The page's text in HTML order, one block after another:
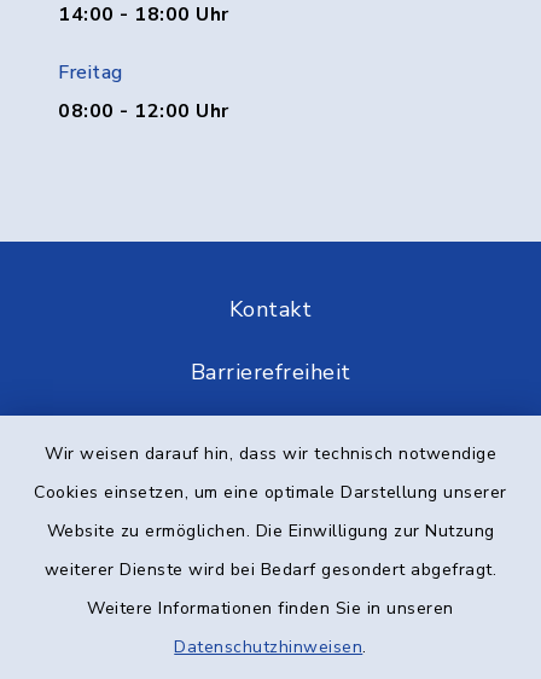
Wir weisen darauf hin, dass wir technisch notwendige
Cookies einsetzen, um eine optimale Darstellung unserer
Website zu ermöglichen. Die Einwilligung zur Nutzung
weiterer Dienste wird bei Bedarf gesondert abgefragt.
Weitere Informationen finden Sie in unseren
Datenschutzhinweisen.
14:00 - 18:00 Uhr
Freitag
08:00 - 12:00 Uhr
Kontakt
Barrierefreiheit
Impressum
Elektronische Kommunikation
Sitemap